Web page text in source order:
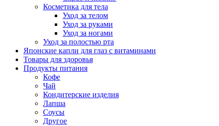
Косметика для тела
Уход за телом
Уход за руками
Уход за ногами
Уход за полостью рта
Японские капли для глаз с витаминами
Товары для здоровья
Продукты питания
Кофе
Чай
Кондитерские изделия
Лапша
Соусы
Другое